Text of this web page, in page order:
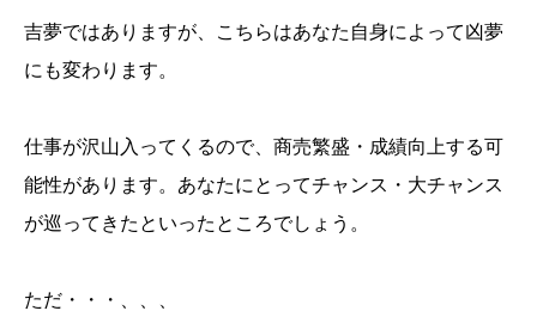
吉夢ではありますが、こちらはあなた自身によって凶夢
にも変わります。
仕事が沢山入ってくるので、商売繁盛・成績向上する可
能性があります。あなたにとってチャンス・大チャンス
が巡ってきたといったところでしょう。
ただ・・・、、、